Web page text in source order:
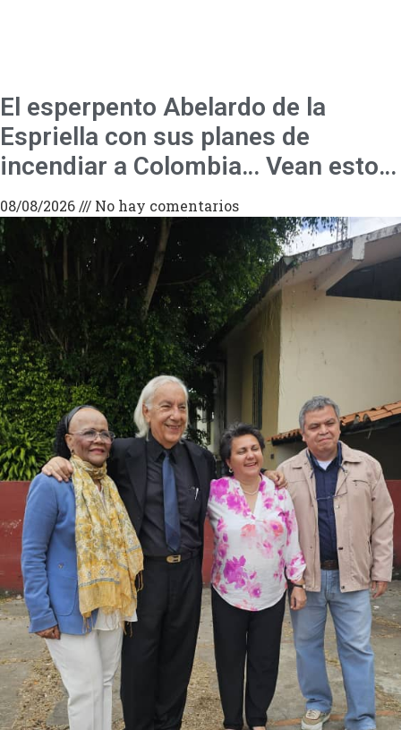
El esperpento Abelardo de la
Espriella con sus planes de
incendiar a Colombia… Vean esto…
08/08/2026 No hay comentarios